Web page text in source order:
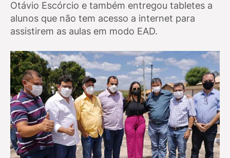
Otávio Escórcio e também entregou tabletes a
alunos que não tem acesso a internet para
assistirem as aulas em modo EAD.